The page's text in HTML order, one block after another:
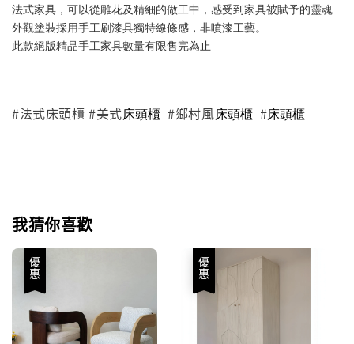
法式家具，可以從雕花及精細的做工中，感受到家具被賦予的靈魂
外觀塗裝採用手工刷漆具獨特線條感，非噴漆工藝。
此款絕版精品手工家具數量有限售完為止
#法式床頭櫃 #美式床頭櫃 #鄉村風床頭櫃#床頭櫃
我猜你喜歡
優惠 優惠